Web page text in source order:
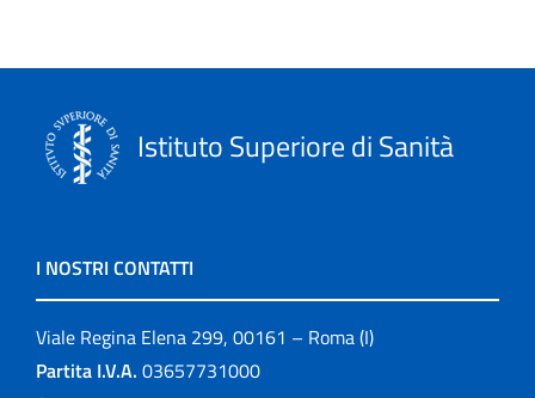
Istituto Superiore di Sanità
I NOSTRI CONTATTI
Viale Regina Elena 299, 00161 – Roma (I)
Partita I.V.A. 03657731000